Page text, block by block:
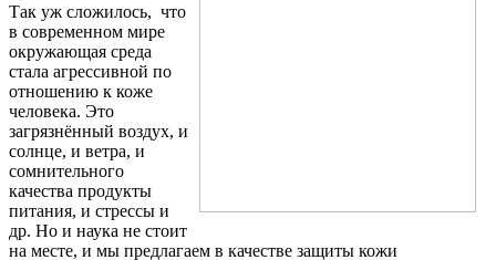
Так уж сложилось, что
в современном мире
окружающая среда
стала агрессивной по
отношению к коже
человека. Это
загрязнённый воздух, и
солнце, и ветра, и
сомнительного
качества продукты
питания, и стрессы и
др. Но и наука не стоит
на месте, и мы предлагаем в качестве защиты кожи